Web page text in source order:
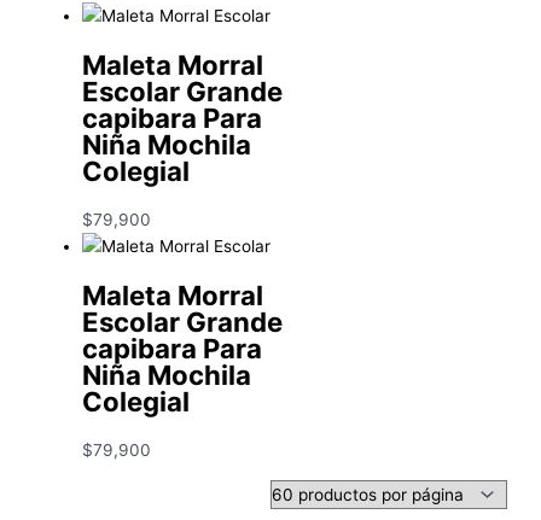
Maleta Morral
Escolar Grande
capibara Para
Niña Mochila
Colegial
$79,900
Maleta Morral
Escolar Grande
capibara Para
Niña Mochila
Colegial
$79,900